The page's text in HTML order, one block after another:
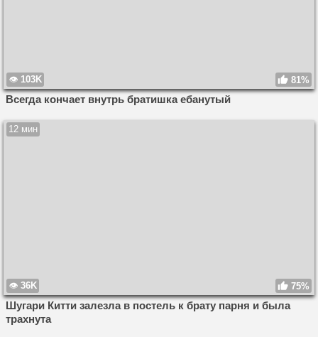
103K 81%
Всегда кончает внутрь братишка ебанутый
12 мин
36K 75%
Шугари Китти залезла в постель к брату парня и была
трахнута